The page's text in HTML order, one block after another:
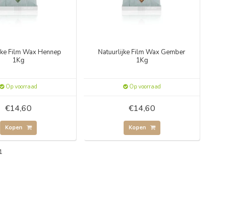
Film Wax Hennep
1Kg
Op voorraad
€14,60
Kopen
Natuurlijke Film Wax Gember
1Kg
Op voorraad
€14,60
Kopen